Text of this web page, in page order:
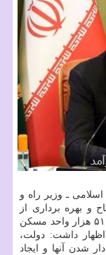
ـ وزیر راه و
۱۴۰۰ در آیین افتتاح و بهره برداری از
طرح های ملی وزارت راه و شهرسازی شامل ۵۱ هزار واحد مسکن
داشت: دولت،
شدن آنها و ایجاد